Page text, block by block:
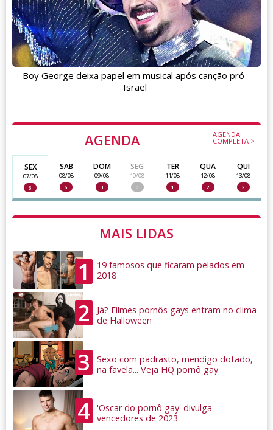
AGENDA AGENDA
COMPLETA >
SEX
07/08
6
SAB
08/08
6
DOM
09/08
3
SEG
10/08
0
TER
11/08
1
QUA
12/08
2
QUI
13/08
2
MAIS LIDAS
1
19 famosos que ficaram pelados em
2018
2
Já? Filmes pornôs gays entram no clima
de Halloween
3
Sexo com padrasto, mendigo dotado,
na favela... Veja HQ pornô gay
4
'Oscar do pornô gay' divulga
vencedores de 2023
Boy George deixa papel em musical após canção pró-
Israel